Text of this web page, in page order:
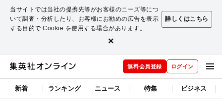
当サイトでは当社の提携先等がお客様のニーズ等につ
いて調査・分析したり、お客様にお勧めの広告を表示
する目的で Cookie を使用する場合があります。
詳しくはこちら
×
無料会員登録 ログイン
新着 ランキング ニュース 特集 ビジネス